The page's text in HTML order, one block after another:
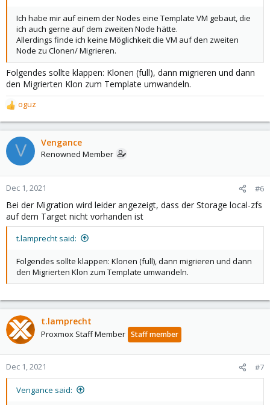
Ich habe mir auf einem der Nodes eine Template VM gebaut, die
ich auch gerne auf dem zweiten Node hätte.
Allerdings finde ich keine Möglichkeit die VM auf den zweiten
Node zu Clonen/ Migrieren.
Folgendes sollte klappen: Klonen (full), dann migrieren und dann
den Migrierten Klon zum Template umwandeln.
R
e
a
c
t
o
n
:
oguz
V Vengance
Renowned Member
Dec 1, 2021 #6
Bei der Migration wird leider angezeigt, dass der Storage local-zfs
auf dem Target nicht vorhanden ist
t.lamprecht said:
Folgendes sollte klappen: Klonen (full), dann migrieren und dann
den Migrierten Klon zum Template umwandeln.
t.lamprecht
Proxmox Staff Member Staff member
Dec 1, 2021 #7
Vengance said: